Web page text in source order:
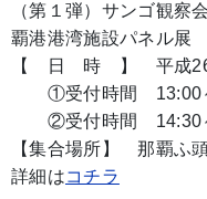
（第１弾）サンゴ観察
覇港港湾施設パネル展
【 日 時 】 平成26
①受付時間 13:00～
②受付時間 14:30～
【集合場所】 那覇ふ
詳細はコチラ